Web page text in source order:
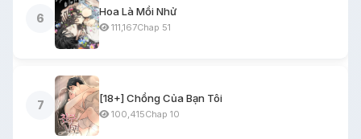
6
Hoa Là Mồi Nhử
111,167Chap 51
7
[18+] Chồng Của Bạn Tôi
100,415Chap 10